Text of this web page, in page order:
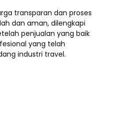
transparan dan proses
dan aman, dilengkapi
penjualan yang baik
yang telah
industri travel.